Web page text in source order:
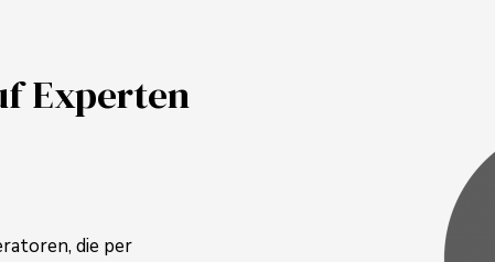
Experten
die per